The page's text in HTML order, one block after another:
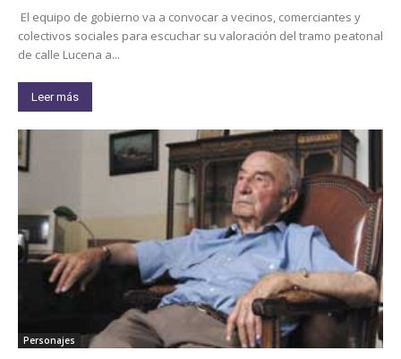
El equipo de gobierno va a convocar a vecinos, comerciantes y
colectivos sociales para escuchar su valoración del tramo peatonal
de calle Lucena a...
Leer más
Personajes